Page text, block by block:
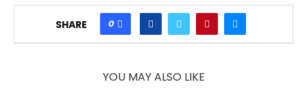
SHARE 0
YOU MAY ALSO LIKE